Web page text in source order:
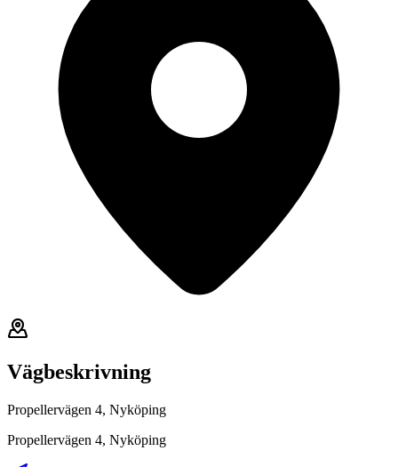
Vägbeskrivning
Propellervägen 4, Nyköping
Propellervägen 4, Nyköping